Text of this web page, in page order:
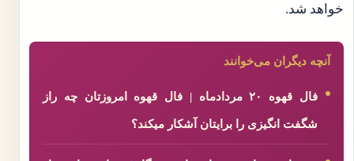
خواهد شد.
آنچه دیگران می‌خوانند
فال قهوه ۲۰ مردادماه | فال قهوه امروزتان چه راز
شگفت انگیزی را برایتان آشکار میکند؟